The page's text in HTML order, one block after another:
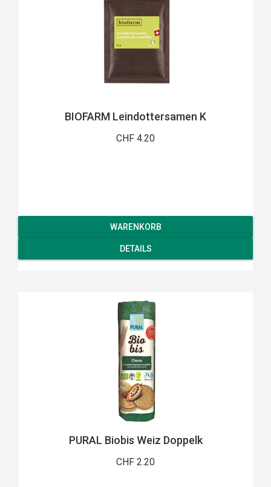
BIOFARM Leindottersamen K
CHF 4.20
WARENKORB
DETAILS
PURAL Biobis Weiz Doppelk
CHF 2.20